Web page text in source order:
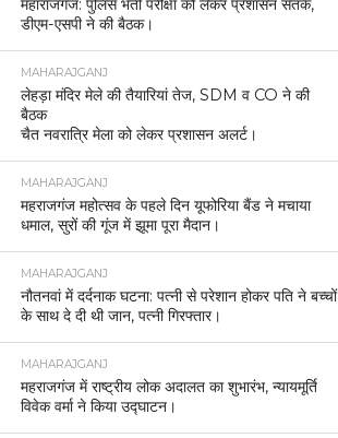
महाराजगंज: पुलिस भर्ती परीक्षा को लेकर प्रशासन सतर्क,
डीएम-एसपी ने की बैठक।
MAHARAJGANJ
लेहड़ा मंदिर मेले की तैयारियां तेज, SDM व CO ने की
बैठक
चैत नवरात्रि मेला को लेकर प्रशासन अलर्ट।
MAHARAJGANJ
महराजगंज महोत्सव के पहले दिन यूफोरिया बैंड ने मचाया
धमाल, सुरों की गूंज में झूमा पूरा मैदान।
MAHARAJGANJ
नौतनवां में दर्दनाक घटना: पत्नी से परेशान होकर पति ने बच्चों
के साथ दे दी थी जान, पत्नी गिरफ्तार।
MAHARAJGANJ
महराजगंज में राष्ट्रीय लोक अदालत का शुभारंभ, न्यायमूर्ति
विवेक वर्मा ने किया उद्घाटन।